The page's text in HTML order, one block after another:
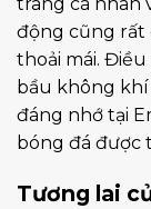
trang cá nhân
động cũng rất
thoải mái.
bầu không
đáng nhớ tại
bóng đá được
Tương lai